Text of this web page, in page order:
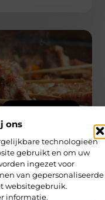
ons
technologieën
gebruikt en om uw
ingezet voor
van gepersonaliseerde
websitegebruik.
informatie.
dagen waarop
kan